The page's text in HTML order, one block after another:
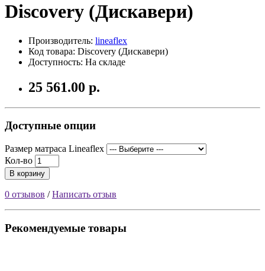
Discovery (Дискавери)
Производитель: lineaflex
Код товара: Discovery (Дискавери)
Доступность: На складе
25 561.00 р.
Доступные опции
Размер матраса Lineaflex
Кол-во
В корзину
0 отзывов /Написать отзыв
Рекомендуемые товары